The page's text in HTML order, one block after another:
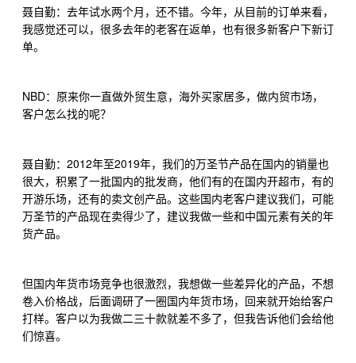
聂自勤：去年试水两个月，还不错。今年，从目前的订单来看，
我感觉还可以，很多去年的老客在返单，也有很多新客户下新订
单。
NBD：原来你一直做外贸生意，海外买家居多，做内贸市场，
客户怎么找的呢？
聂自勤： 2012年至2019年，我们的万圣节产品在国内的销量也
很大，积累了一批国内的批发商，他们有的在国内开超市，有的
开游乐场，还有的卖文创产品。这些国内老客户建议我们，可能
万圣节的产品现在卖得少了，建议我做一些和中国元素有关的年
货产品。
但国内年货市场竞争也很激烈，我想做一些差异化的产品，不想
卷入价格战，后面调研了一圈国内年货市场，回来就开始给客户
打样。客户以为我做二三十款就差不多了，但我告诉他们会给他
们惊喜。